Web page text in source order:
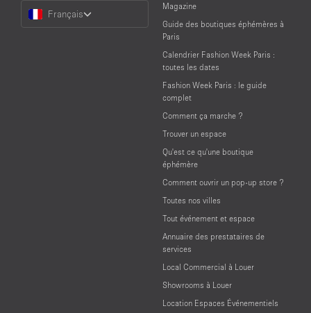
Language
Français
Magazine
Guide des boutiques éphémères à
Paris
Calendrier Fashion Week Paris :
toutes les dates
Fashion Week Paris : le guide
complet
Comment ça marche ?
Trouver un espace
Qu'est ce qu'une boutique
éphémère
Comment ouvrir un pop-up store ?
Toutes nos villes
Tout événement et espace
Annuaire des prestataires de
services
Local Commercial à Louer
Showrooms à Louer
Location Espaces Événementiels